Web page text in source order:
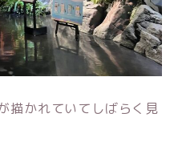
描かれていてしばらく見